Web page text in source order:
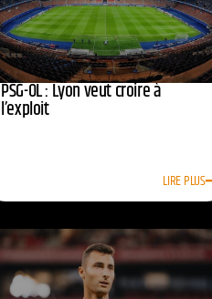
PSG-OL : Lyon veut croire à
l’exploit
LIRE PLUS